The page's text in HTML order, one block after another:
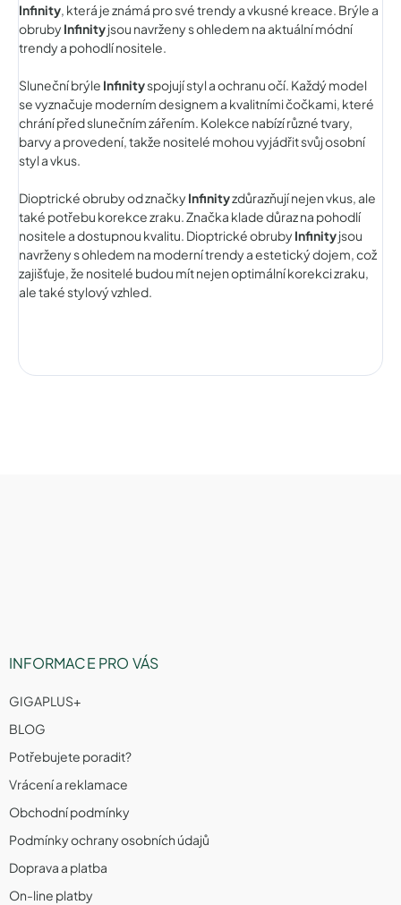
Infinity, která je známá pro své trendy a vkusné kreace. Brýle a
obrubyInfinityjsou navrženy s ohledem na aktuální módní
trendy a pohodlí nositele.
Sluneční brýle Infinityspojují styl a ochranu očí. Každý model
se vyznačuje moderním designem a kvalitními čočkami, které
chrání před slunečním zářením. Kolekce nabízí různé tvary,
barvy a provedení, takže nositelé mohou vyjádřit svůj osobní
styl a vkus.
Dioptrické obruby od značkyInfinityzdůrazňují nejen vkus, ale
také potřebu korekce zraku. Značka klade důraz na pohodlí
nositele a dostupnou kvalitu. Dioptrické obrubyInfinityjsou
navrženy s ohledem na moderní trendy a estetický dojem, což
zajišťuje, že nositelé budou mít nejen optimální korekci zraku,
ale také stylový vzhled.
INFORMACE PRO VÁS
GIGAPLUS+
BLOG
Potřebujete poradit?
Vrácení a reklamace
Obchodní podmínky
Podmínky ochrany osobních údajů
Doprava a platba
On-line platby